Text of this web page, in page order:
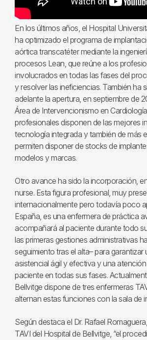
En los últimos años, el Hospital
ha optimizado el programa de
aórtica transcatéter mediante la
procesos Lean, que reúne a los
involucrados en todas las fases del
y resolver las ineficiencias. También ha
adelante la apertura, en septiembre de
Área de Intervencionismo en
profesionales disponen de las mejores
tecnología integrada y también de más
permiten disponer de stocks de
modelos y marcas.
Otro avance ha sido la incorporación,
nurse. Esta figura profesional, muy
internacionalmente pero todavía poco
España, es una enfermera de práctica
acompañará al paciente durante todo
las primeras gestiones administrativas
seguimiento tras el alta– para
asistencial ágil y efectiva y una
paciente en todas sus fases.
Bellvitge dispone de tres enfermeras
alternan estas funciones con la sala de
Según destaca el Dr. Rafael
TAVI del Hospital de Bellvitge, “el